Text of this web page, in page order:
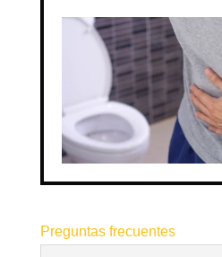
Preguntas frecuentes